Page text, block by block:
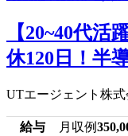
【20~40代活
休120日！半
UTエージェント株式
給与 月収例